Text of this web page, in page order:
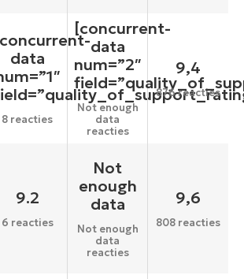
data
8 reacties
[concurrent-
data
num=”2″
Not enough
data
reacties
9,4
876 reacties
9.2
6 reacties
Not
enough
data
Not enough
data
reacties
9,6
808 reacties